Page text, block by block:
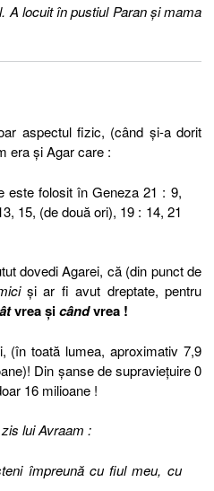
A locuit în pustiul Paran şi mama
aspectul fizic, (când şi-a dorit
era şi Agar care :
este folosit în Geneza 21 : 9,
15, (de două ori), 19 : 14, 21
dovedi Agarei, că (din punct de
şi ar fi avut dreptate, pentru
vrea şicândvrea !
(în toată lumea, aproximativ 7,9
Din şanse de supravieţuire 0
16 milioane !
lui Avraam :
împreună cu fiul meu, cu